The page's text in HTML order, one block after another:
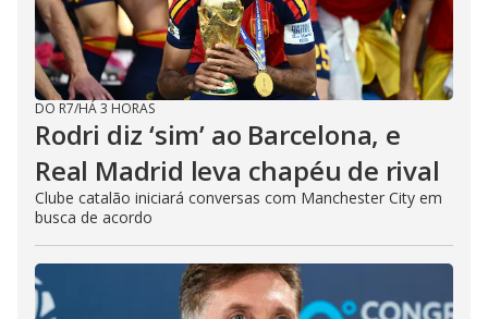
DO R7/HÁ 3 HORAS
Rodri diz ‘sim’ ao Barcelona, e
Real Madrid leva chapéu de rival
Clube catalão iniciará conversas com Manchester City em
busca de acordo